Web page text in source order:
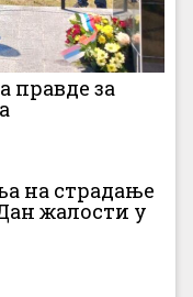
правде за
на страдање
жалости у